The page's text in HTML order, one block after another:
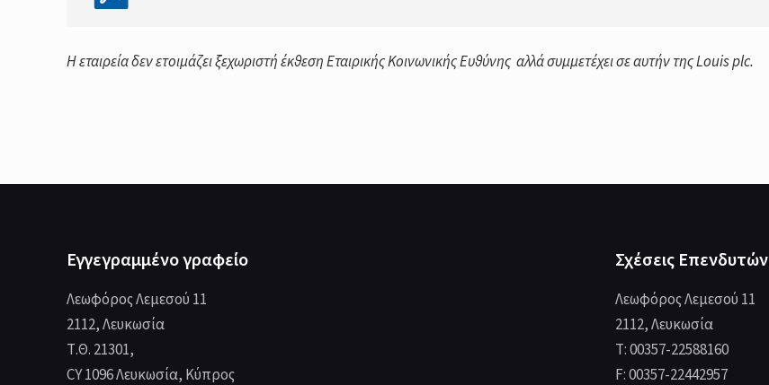
Η εταιρεία δεν ετοιμάζει ξεχωριστή έκθεση Εταιρικής Κοινωνικής Ευθύνης αλλά συμμετέχει σε αυτήν της Louis plc.
Εγγεγραμμένο γραφείο
Λεωφόρος Λεμεσού 11
2112, Λευκωσία
Τ.Θ. 21301,
CY 1096 Λευκωσία, Κύπρος
Σχέσεις Επενδυτών
Λεωφόρος Λεμεσού 11
2112, Λευκωσία
T: 00357-22588160
F: 00357-22442957